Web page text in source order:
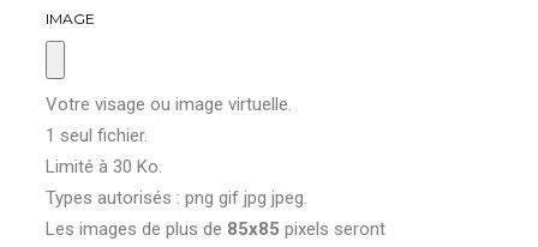
IMAGE
Votre visage ou image virtuelle.
1 seul fichier.
Limité à 30 Ko.
Types autorisés : png gif jpg jpeg.
Les images de plus de 85x85 pixels seront